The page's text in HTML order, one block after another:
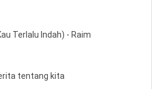
Terlalu Indah) - Raim
tentang kita